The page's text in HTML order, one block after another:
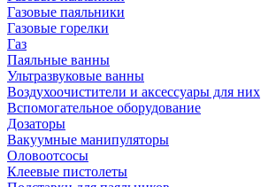
Газовые паяльники
Газовые горелки
Газ
Паяльные ванны
Ультразвуковые ванны
Воздухоочистители и аксессуары для них
Вспомогательное оборудование
Дозаторы
Вакуумные манипуляторы
Оловоотсосы
Клеевые пистолеты